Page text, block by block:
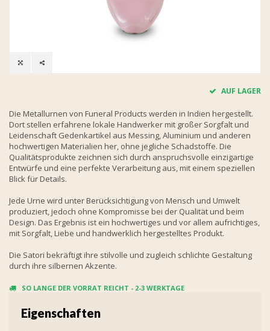
AUF LAGER
Die Metallurnen von Funeral Products werden in Indien hergestellt.
Dort stellen erfahrene lokale Handwerker mit großer Sorgfalt und
Leidenschaft Gedenkartikel aus Messing, Aluminium und anderen
hochwertigen Materialien her, ohne jegliche Schadstoffe. Die
Qualitätsprodukte zeichnen sich durch anspruchsvolle einzigartige
Entwürfe und eine perfekte Verarbeitung aus, mit einem speziellen
Blick für Details.
Jede Urne wird unter Berücksichtigung von Mensch und Umwelt
produziert, jedoch ohne Kompromisse bei der Qualität und beim
Design. Das Ergebnis ist ein hochwertiges und vor allem aufrichtiges,
mit Sorgfalt, Liebe und handwerklich hergestelltes Produkt.
Die Satori bekräftigt ihre stilvolle und zugleich schlichte Gestaltung
durch ihre silbernen Akzente.
SO LANGE DER VORRAT REICHT - 2-3 WERKTAGE
Eigenschaften